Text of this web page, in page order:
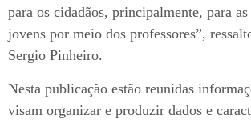
para os cidadãos, principalmente, para as
jovens por meio dos professores”,
Sergio Pinheiro.
Nesta publicação estão reunidas
visam organizar e produzir dados e